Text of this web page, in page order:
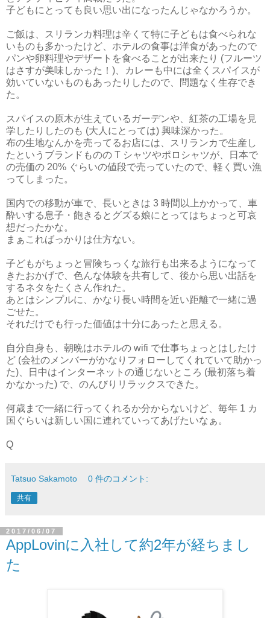
子どもにとっても良い思い出になったんじゃなかろうか。
ご飯は、スリランカ料理は辛くて特に子どもは食べられな
いものも多かったけど、ホテルの食事は洋食があったので
パンや卵料理やデザートを食べることが出来たり (フルーツ
はさすが美味しかった！)、カレーも中には全くスパイスが
効いていないものもあったりしたので、問題なく生存でき
た。
スパイスの原木が生えているガーデンや、紅茶の工場を見
学したりしたのも (大人にとっては) 興味深かった。
布の生地なんかを売ってるお店には、スリランカで生産し
たというブランドものの T シャツやポロシャツが、日本で
の売価の 20% ぐらいの値段で売っていたので、軽く買い漁
ってしまった。
国内での移動が車で、長いときは 3 時間以上かかって、車
酔いする息子・飽きるとグズる娘にとってはちょっと可哀
想だったかな。
まぁこればっかりは仕方ない。
子どもがちょっと冒険ちっくな旅行も出来るようになって
きたおかげで、色んな体験を共有して、後から思い出話を
するネタをたくさん作れた。
あとはシンプルに、かなり長い時間を近い距離で一緒に過
ごせた。
それだけでも行った価値は十分にあったと思える。
自分自身も、朝晩はホテルの wifi で仕事ちょっとはしたけ
ど (会社のメンバーがかなりフォローしてくれていて助かっ
た)、日中はインターネットの通じないところ (最初落ち着
かなかった) で、のんびりリラックスできた。
何歳まで一緒に行ってくれるか分からないけど、毎年 1 カ
国ぐらいは新しい国に連れていってあげたいなぁ。
Q
Tatsuo Sakamoto 0 件のコメント:
共有
2017/06/07
AppLovinに入社して約2年が経ちまし
た